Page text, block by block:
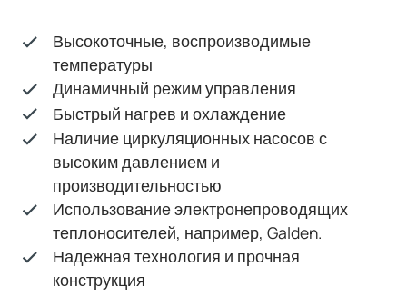
Высокоточные, воспроизводимые
температуры
Динамичный режим управления
Быстрый нагрев и охлаждение
Наличие циркуляционных насосов с
высоким давлением и
производительностью
Использование электронепроводящих
теплоносителей, например, Galden.
Надежная технология и прочная
конструкция